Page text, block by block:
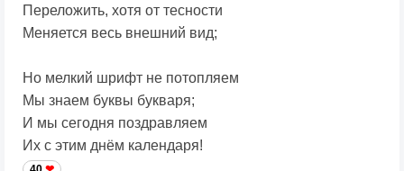
Переложить, хотя от тесности
Меняется весь внешний вид;
Но мелкий шрифт не потопляем
Мы знаем буквы букваря;
И мы сегодня поздравляем
Их с этим днём календаря!